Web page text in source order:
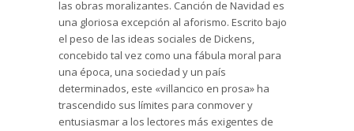
vivido él las Navidades de años pasados. Como
vivía la gente que le rodeaba, las navidades: su
escribiente, una persona muy pobre con su
pequeño hijo enfermo aun daba gracias por lo
poco que tenían y eran felices, su sobrino la
única familia que le quedaba al viejo. Y le mostró
la soledad que padecería en las Navidades
las obras moralizantes. Canción de Navidad es
una gloriosa excepción al aforismo. Escrito bajo
el peso de las ideas sociales de Dickens,
concebido tal vez como una fábula moral para
una época, una sociedad y un país
determinados, este «villancico en prosa» ha
trascendido sus límites para conmover y
entusiasmar a los lectores más exigentes de